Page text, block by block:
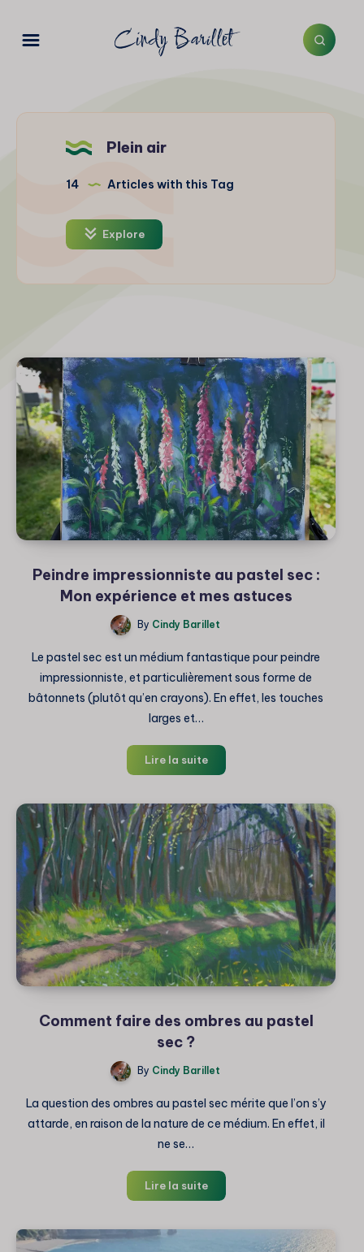
Plein air
14 Articles with this Tag
Explore
Peindre impressionniste au pastel sec :
Mon expérience et mes astuces
By Cindy Barillet
Le pastel sec est un médium fantastique pour peindre
impressionniste, et particulièrement sous forme de
bâtonnets (plutôt qu’en crayons). En effet, les touches
larges et…
Lire la suitePeindre
impressionniste
pastel
sec
:
Mon
expérience
et
mes
astuces
Comment faire des ombres au pastel
sec ?
By Cindy Barillet
La question des ombres au pastel sec mérite que l’on s’y
attarde, en raison de la nature de ce médium. En effet, il
ne se…
Lire la suiteComment
faire